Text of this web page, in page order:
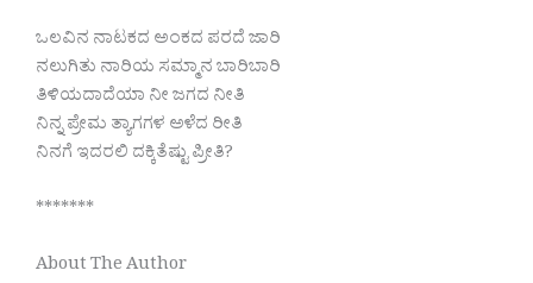
ಒಲವಿನ ನಾಟಕದ ಅಂಕದ ಪರದೆ ಜಾರಿ
ನಲುಗಿತು ನಾರಿಯ ಸಮ್ಮಾನ ಬಾರಿಬಾರಿ
ತಿಳಿಯದಾದೆಯಾ ನೀ ಜಗದ ನೀತಿ
ನಿನ್ನ ಪ್ರೇಮ ತ್ಯಾಗಗಳ ಅಳೆದ ರೀತಿ
ನಿನಗೆ ಇದರಲಿ ದಕ್ಕಿತೆಷ್ಟು ಪ್ರೀತಿ?
*******
About The Author